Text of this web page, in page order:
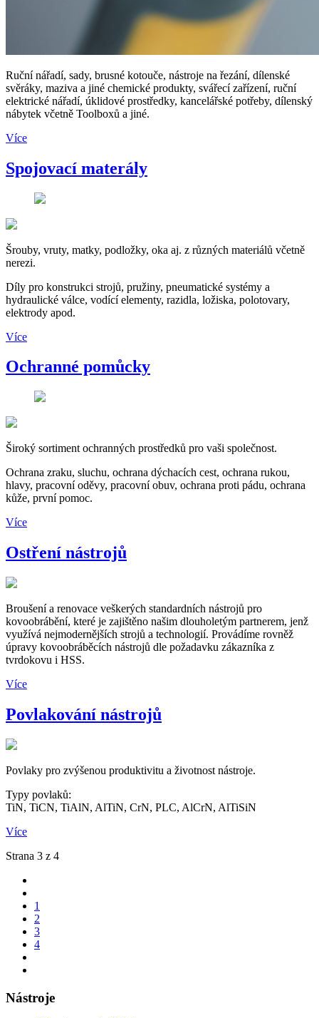
Ruční nářadí, sady, brusné kotouče, nástroje na řezání, dílenské
svěráky, maziva a jiné chemické produkty, svářecí zařízení, ruční
elektrické nářadí, úklidové prostředky, kancelářské potřeby, dílenský
nábytek včetně Toolboxů a jiné.
Více
Spojovací materály
Šrouby, vruty, matky, podložky, oka aj. z různých materiálů včetně
nerezi.
Díly pro konstrukci strojů, pružiny, pneumatické systémy a
hydraulické válce, vodící elementy, razidla, ložiska, polotovary,
elektrody apod.
Více
Ochranné pomůcky
Široký sortiment ochranných prostředků pro vaši společnost.
Ochrana zraku, sluchu, ochrana dýchacích cest, ochrana rukou,
hlavy, pracovní oděvy, pracovní obuv, ochrana proti pádu, ochrana
kůže, první pomoc.
Více
Ostření nástrojů
Broušení a renovace veškerých standardních nástrojů pro
kovoobrábění, které je zajištěno našim dlouholetým partnerem, jenž
využívá nejmodernějších strojů a technologií. Provádíme rovněž
úpravy kovoobráběcích nástrojů dle požadavku zákazníka z
tvrdokovu i HSS.
Více
Povlakování nástrojů
Povlaky pro zvýšenou produktivitu a životnost nástroje.
Typy povlaků:
TiN, TiCN, TiAlN, AlTiN, CrN, PLC, AlCrN, AlTiSiN
Více
Strana 3 z 4
1
2
3
4
Nástroje